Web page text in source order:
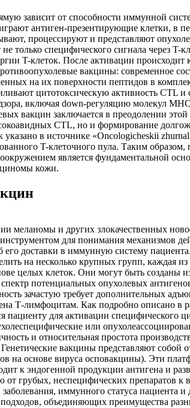
зависит от способности иммунной
антиген-презентирующие клетки, в
процессируют и представляют
только специфического сигнала через
T-клеток. После активации
вакцины: современное
на их поверхности пептидов в
цитотоксическую активность CTL
включая down-регуляцию молекул
вакцин заключается в преодолении
CTL, но и формирование
указано в источнике «Oncologicheskii
T-клеточного пула. Таким
является фундаментальной
кожи.
меланомы и других злокачественных
для понимания механизмов
доставки в иммунную систему
на несколько крупных групп, каждая
целых клеток. Они могут быть созданы
потенциальных опухолевых
зачастую требует дополнительных
Т-лимфоцитам. Как подробно описано
для активации специфического
или
и относительная простота
вакцины представляют
на основе вируса осповакцины). Эти
к эндогенной продукции антигена и
грубых, неспецифических препаратов
иммунного статуса
объединяющих преимущества